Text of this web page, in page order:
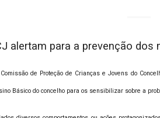
alertam para a prevenção
de Proteção de Crianças e Jovens do
Básico do concelho para os sensibilizar sobre a